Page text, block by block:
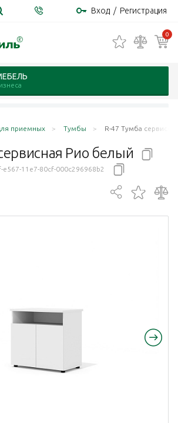
Вход / Регистрация
0
приемных Тумбы R-47 Тумба
Рио белый
e567-11e7-80cf-000c296968b2